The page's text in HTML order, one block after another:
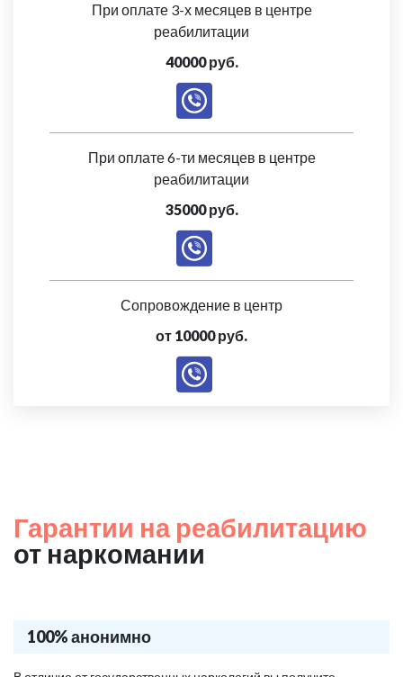
При оплате 3-х месяцев в центре
реабилитации
40000 руб.
При оплате 6-ти месяцев в центре
реабилитации
35000 руб.
Сопровождение в центр
от 10000 руб.
Гарантии на реабилитацию
от наркомании
100% анонимно